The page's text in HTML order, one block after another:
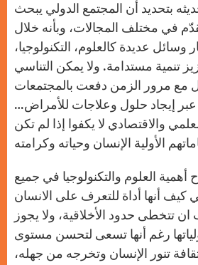
بتحديد أن المجتمع الدولي يبحث
في مختلف المجالات، وبأنه خلال
وسائل عديدة كالعلوم، التكنولوجيا،
تنمية مستدامة. ولا يمكن التناسي
مع مرور الزمن دفعت بالمجتمعات
عبر إيجاد حلول وعلاجات للأمراض…
والاقتصادي لا يكفوا إذا لم تكن
أهمية العلوم والتكنولوجيا في جميع
كيف أنها أداة للتعرف على الانسان
تتخطى حدود الأخلاقية، ولا يجوز
رغم أنها تسعى لتحسن مستوى
تنور الإنسان وتخرجه من جهله،